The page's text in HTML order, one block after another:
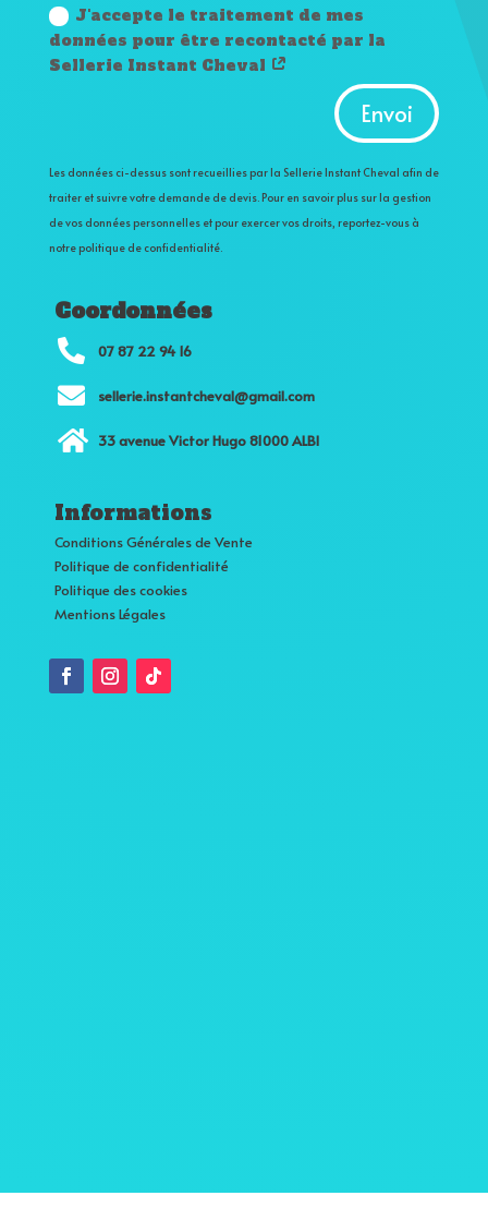
J'accepte le traitement de mes
données pour être recontacté par la
Sellerie Instant Cheval
Envoi
Les données ci-dessus sont recueillies par la Sellerie Instant Cheval afin de
traiter et suivre votre demande de devis. Pour en savoir plus sur la gestion
de vos données personnelles et pour exercer vos droits, reportez-vous à
notre politique de confidentialité.
Coordonnées
 07 87 22 94 16
 sellerie.instantcheval@gmail.com
 33 avenue Victor Hugo 81000 ALBI
Informations
Conditions Générales de Vente
Politique de confidentialité
Politique des cookies
Mentions Légales